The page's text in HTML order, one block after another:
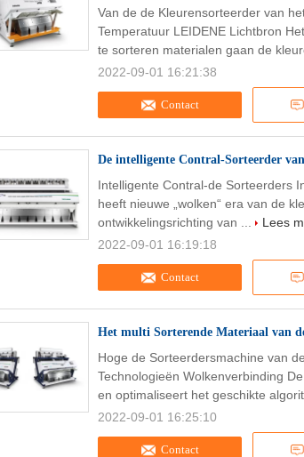
Contact
Van de de Kleurensorteerder van
Temperatuur LEIDENE Lichtbron
te sorteren materialen gaan de
2022-09-01 16:21:38
De intelligente Contral-Sorteerder
Contact
Intelligente Contral-de Sorteerders
heeft nieuwe „wolken“ era van de
ontwikkelingsrichting van ...
Lees
2022-09-01 16:19:18
Het multi Sorterende Materiaal van
Contact
Hoge de Sorteerdersmachine van
Technologieën Wolkenverbinding
en optimaliseert het geschikte
2022-09-01 16:25:10